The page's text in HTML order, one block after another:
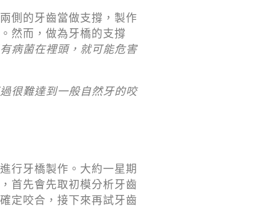
側的牙齒當做支撐，製作
然而，做為牙橋的支撐
病菌在裡頭，就可能危害
很難達到一般自然牙的咬
行牙橋製作。大約一星期
首先會先取初模分析牙齒
定咬合，接下來再試牙齒